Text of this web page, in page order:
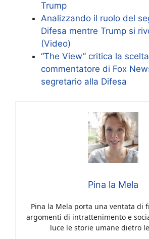
Trump
Analizzando il ruolo del
Difesa mentre Trump si
(Video)
“The View” critica la
commentatore di Fox
segretario alla Difesa
Pina la Mela
Pina la Mela porta una ventata di
argomenti di intrattenimento e
luce le storie umane dietro